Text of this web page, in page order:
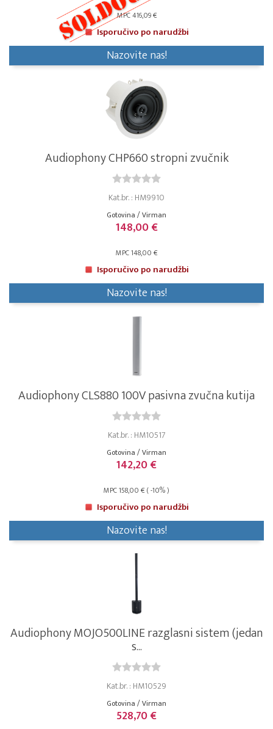
MPC 416,09 €
Isporučivo po narudžbi
Nazovite nas!
Audiophony CHP660 stropni zvučnik
Kat.br. : HM9910
Gotovina / Virman
148,00 €
MPC 148,00 €
Isporučivo po narudžbi
Nazovite nas!
Audiophony CLS880 100V pasivna zvučna kutija
Kat.br. : HM10517
Gotovina / Virman
142,20 €
MPC 158,00 € ( -10% )
Isporučivo po narudžbi
Nazovite nas!
Audiophony MOJO500LINE razglasni sistem (jedan
s...
Kat.br. : HM10529
Gotovina / Virman
528,70 €